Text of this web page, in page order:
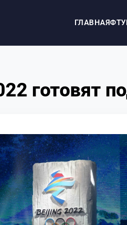
ГЛАВНАЯФТУ
готовят